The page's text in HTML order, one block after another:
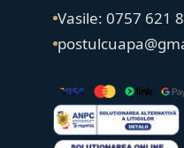
Vasile: 0757 621